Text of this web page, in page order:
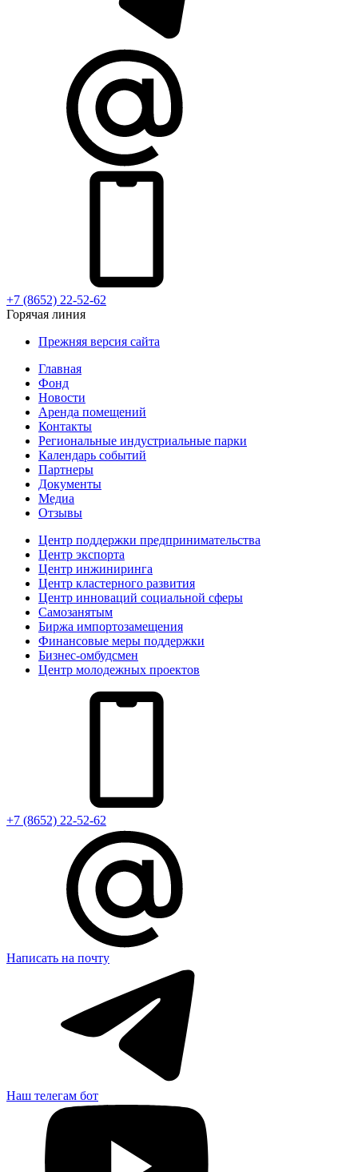
+7 (8652) 22-52-62
Горячая линия
Прежняя версия сайта
Главная
Фонд
Новости
Аренда помещений
Контакты
Региональные индустриальные парки
Календарь событий
Партнеры
Документы
Медиа
Отзывы
Центр поддержки предпринимательства
Центр экспорта
Центр инжиниринга
Центр кластерного развития
Центр инноваций социальной сферы
Cамозанятым
Биржа импортозамещения
Финансовые меры поддержки
Бизнес-омбудсмен
Центр молодежных проектов
+7 (8652) 22-52-62
Написать на почту
Наш телегам бот